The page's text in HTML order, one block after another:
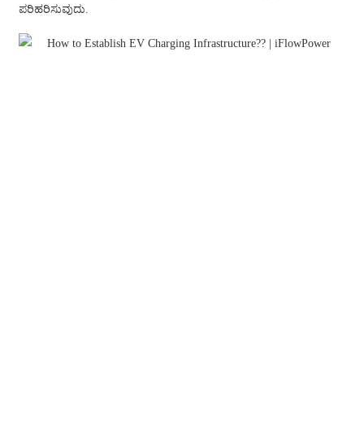
ಪರಿಹರಿಸುವುದು.